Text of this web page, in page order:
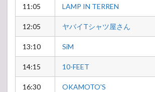
11:05 LAMP IN TERREN
12:05 ヤバイTシャツ屋さん
13:10 SiM
14:15 10-FEET
16:30 OKAMOTO'S